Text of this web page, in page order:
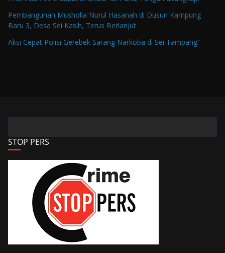
Pembangunan Musholla Nurul Hasanah di Dusun Kampung
Baru 3, Desa Sei Kasih, Terus Berlanjut
Aksi Cepat Polisi Gerebek Sarang Narkoba di Sei Tampang”
STOP PERS